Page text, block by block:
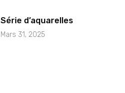
Série d’aquarelles
Mars 31, 2025